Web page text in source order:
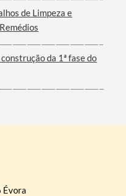
de Limpeza e
da 1ª fase do
Évora